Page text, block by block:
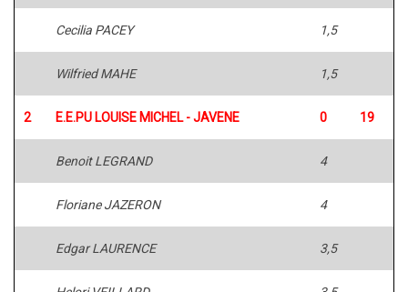
Cecilia PACEY 1,5
Wilfried MAHE 1,5
2 E.E.PU LOUISE MICHEL - JAVENE 0 19
Benoit LEGRAND 4
Floriane JAZERON 4
Edgar LAURENCE 3,5